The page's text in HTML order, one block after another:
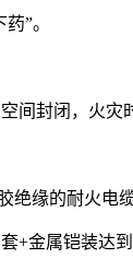
”。
间封闭，火灾
缘的耐火电
金属铠装达